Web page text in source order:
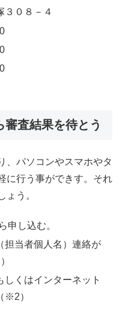
３０８－４
査結果を待とう
、パソコンやスマホやタ
に行う事ができす。それ
ょう。
申し込む。
担当者個人名）連絡が
くはインターネット
※2）